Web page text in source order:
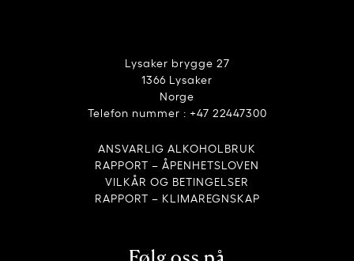
Lysaker brygge 27
1366 Lysaker
Norge
Telefon nummer : +47 22447300
ANSVARLIG ALKOHOLBRUK
RAPPORT – ÅPENHETSLOVEN
VILKÅR OG BETINGELSER
RAPPORT – KLIMAREGNSKAP